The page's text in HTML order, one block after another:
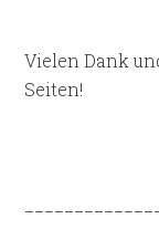
Vielen Dank
Seiten!